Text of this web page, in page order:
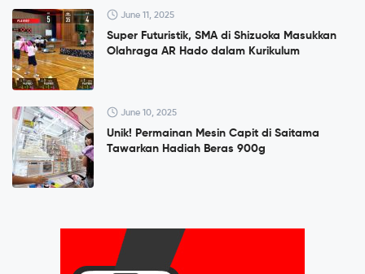
June 11, 2025
Super Futuristik, SMA di Shizuoka Masukkan
Olahraga AR Hado dalam Kurikulum
June 10, 2025
Unik! Permainan Mesin Capit di Saitama
Tawarkan Hadiah Beras 900g